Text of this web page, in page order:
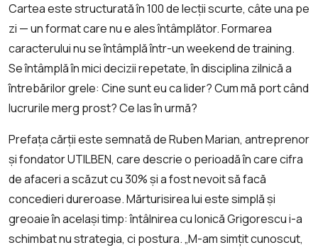
Cartea este structurată în 100 de lecții scurte, câte una pe
zi — un format care nu e ales întâmplător. Formarea
caracterului nu se întâmplă într-un weekend de training.
Se întâmplă în mici decizii repetate, în disciplina zilnică a
întrebărilor grele: Cine sunt eu ca lider? Cum mă port când
lucrurile merg prost? Ce las în urmă?
Prefața cărții este semnată de Ruben Marian, antreprenor
și fondator UTILBEN, care descrie o perioadă în care cifra
de afaceri a scăzut cu 30% și a fost nevoit să facă
concedieri dureroase. Mărturisirea lui este simplă și
greoaie în același timp: întâlnirea cu Ionică Grigorescu i-a
schimbat nu strategia, ci postura. „M-am simțit cunoscut,